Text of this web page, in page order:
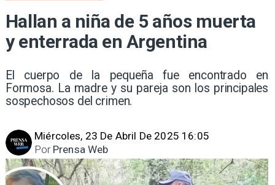
Hallan a niña de 5 años muerta
y enterrada en Argentina
El cuerpo de la pequeña fue encontrado en
Formosa. La madre y su pareja son los principales
sospechosos del crimen.
Miércoles, 23 De Abril De 2025 16:05
Prensa Web
Por